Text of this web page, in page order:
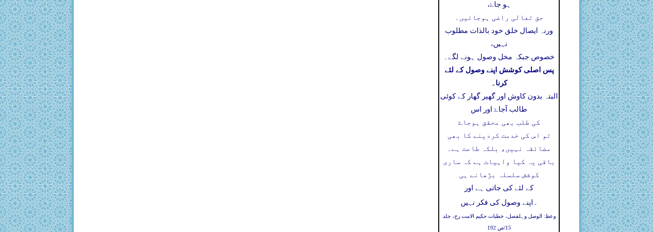
ہو جاۓ،
حق تعالی راضی ہوجائیں۔
ورنہ ایصال خلق خود بالذات مطلوب
نہیں،
خصوص جبکہ مخل وصول ہونے لگے۔
پس اصلی کوشش اپنے وصول کے لئے
کرنا۔
البتہ بدون کاوش اور گھیر گھار کے کوئی
طالب آجاۓ اور اس
کی طلب بھی محقق ہوجاۓ
تو اس کی خدمت کردینے کا بھی
مضائقہ نہیں، بلکہ طاعت ہے۔
باقی یہ کیا واہیات ہے کہ ساری
کوشش سلسلہ بڑھانے ہی
کے لئے کی جاتی ہے اور
اپنے وصول کی فکر نہیں ۔
وعظ: الوصل وہلفصل، خطبات حکیم الامت رح، جلد
15/ص 192